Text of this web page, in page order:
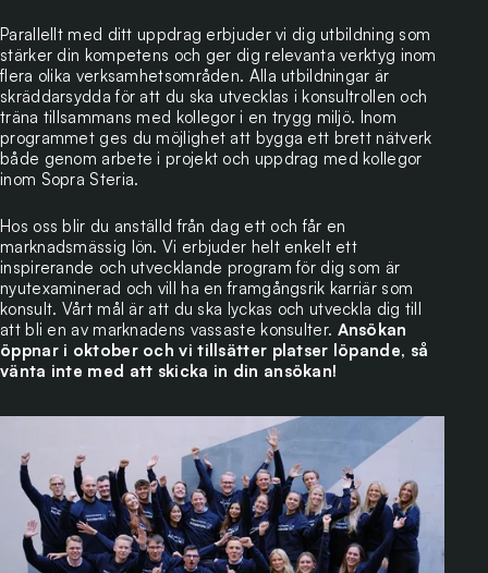
Parallellt med ditt uppdrag erbjuder vi dig utbildning som
stärker din kompetens och ger dig relevanta verktyg inom
flera olika verksamhetsområden. Alla utbildningar är
skräddarsydda för att du ska utvecklas i konsultrollen och
träna tillsammans med kollegor i en trygg miljö. Inom
programmet ges du möjlighet att bygga ett brett nätverk
både genom arbete i projekt och uppdrag med kollegor
inom Sopra Steria.
Hos oss blir du anställd från dag ett och får en
marknadsmässig lön. Vi erbjuder helt enkelt ett
inspirerande och utvecklande program för dig som är
nyutexaminerad och vill ha en framgångsrik karriär som
konsult. Vårt mål är att du ska lyckas och utveckla dig till
att bli en av marknadens vassaste konsulter. Ansökan
öppnar i oktober och vi tillsätter platser löpande, så
vänta inte med att skicka in din ansökan!